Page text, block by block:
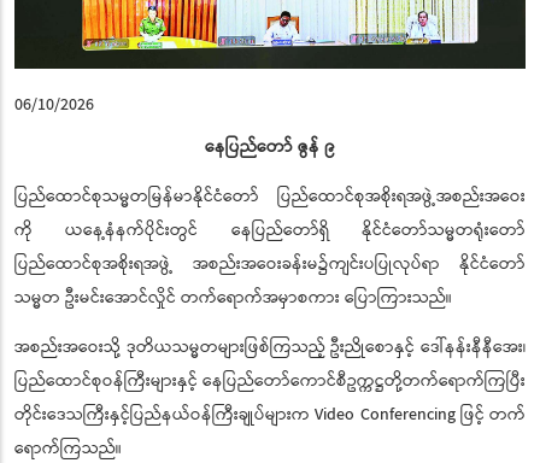
06/10/2026
နေပြည်တော် ဇွန် ၉
ပြည်ထောင်စုသမ္မတမြန်မာနိုင်ငံတော် ပြည်ထောင်စုအစိုးရအဖွဲ့အစည်းအဝေး
ကို ယနေ့နံနက်ပိုင်းတွင် နေပြည်တော်ရှိ နိုင်ငံတော်သမ္မတရုံးတော်
ပြည်ထောင်စုအစိုးရအဖွဲ့ အစည်းအဝေးခန်းမ၌ကျင်းပပြုလုပ်ရာ နိုင်ငံတော်
သမ္မတ ဦးမင်းအောင်လှိုင် တက်ရောက်အမှာစကား ပြောကြားသည်။
အစည်းအဝေးသို့ ဒုတိယသမ္မတများဖြစ်ကြသည့် ဦးညိုစောနှင့် ဒေါ်နန်းနီနီအေး၊
ပြည်ထောင်စုဝန်ကြီးများနှင့် နေပြည်တော်ကောင်စီဥက္ကဋ္ဌတို့တက်ရောက်ကြပြီး
တိုင်းဒေသကြီးနှင့်ပြည်နယ်ဝန်ကြီးချုပ်များက Video Conferencing ဖြင့် တက်
ရောက်ကြသည်။